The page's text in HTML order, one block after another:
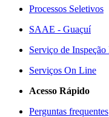
Processos Seletivos
SAAE - Guaçuí
Serviço de
Serviços On Line
Acesso Rápido
Perguntas frequentes